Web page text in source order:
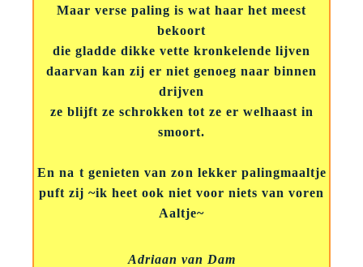
Maar verse paling is wat haar het meest
bekoort
die gladde dikke vette kronkelende lijven
daarvan kan zij er niet genoeg naar binnen
drijven
ze blijft ze schrokken tot ze er welhaast in
smoort.
En na t genieten van zon lekker palingmaaltje
puft zij ~ik heet ook niet voor niets van voren
Aaltje~
Adriaan van Dam